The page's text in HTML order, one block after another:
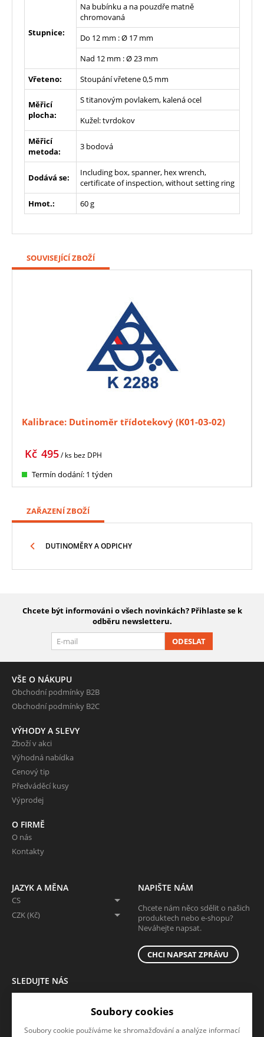
Stupnice:
Na bubínku a na pouzdře matně
chromovaná
Do 12 mm : Ø 17 mm
Nad 12 mm : Ø 23 mm
Vřeteno:
Stoupání vřetene 0,5 mm
Měřicí
plocha:
S titanovým povlakem, kalená ocel
Kužel: tvrdokov
Měřicí
metoda:
3 bodová
Dodává se:
Including box, spanner, hex wrench,
certificate of inspection, without setting ring
Hmot.:
60 g
SOUVISEJÍCÍ ZBOŽÍ
Kalibrace: Dutinoměr třídotekový (K01-03-02)
495
Kč / ks bez DPH
Termín dodání: 1 týden
ZAŘAZENÍ ZBOŽÍ
DUTINOMĚRY A ODPICHY
Chcete být informováni o všech novinkách? Přihlaste se k
odběru newsletteru.
ODESLAT
VŠE O NÁKUPU
Obchodní podmínky B2B
Obchodní podmínky B2C
VÝHODY A SLEVY
Zboží v akci
Výhodná nabídka
Cenový tip
Předváděcí kusy
Výprodej
O FIRMĚ
O nás
Kontakty
JAZYK A MĚNA
CS
CZK (Kč)
NAPIŠTE NÁM
Chcete nám něco sdělit o našich
produktech nebo e-shopu?
Neváhejte napsat.
CHCI NAPSAT ZPRÁVU
SLEDUJTE NÁS
Soubory cookies
Soubory cookie používáme ke shromažďování a analýze informací